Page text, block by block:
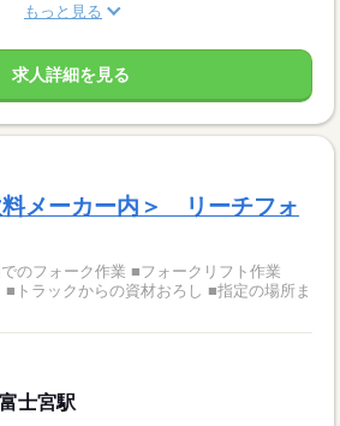
もっと見る
求人詳細を見る
料メーカー内＞ リーチフォ
業 ■フォークリフト作業
士宮駅